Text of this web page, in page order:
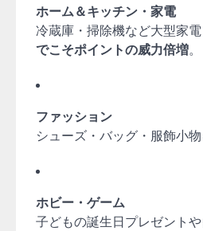
ホーム＆キッチン・家電
冷蔵庫・掃除機など大型家電
でこそポイントの威力倍増。
ファッション
シューズ・バッグ・服飾小
ホビー・ゲーム
子どもの誕生日プレゼントや